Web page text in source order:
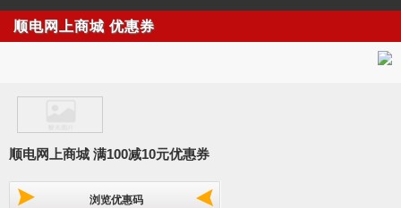
顺电网上商城 优惠券
顺电网上商城 满100减10元优惠券
浏览优惠码